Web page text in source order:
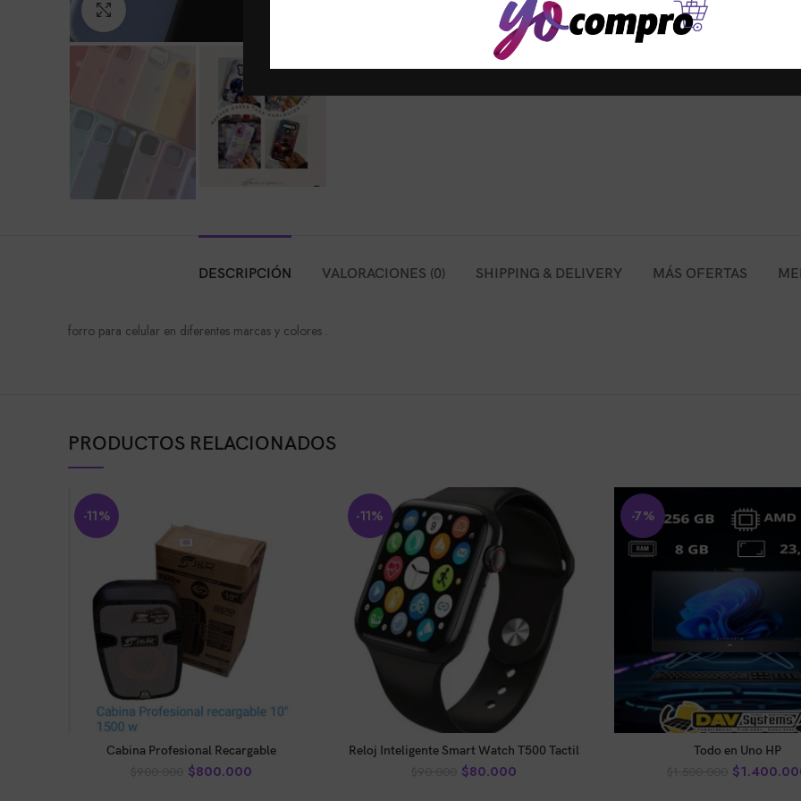
Click to enlarge
DESCRIPCIÓN VALORACIONES (0) SHIPPING & DELIVERY MÁS OFERTAS
forro para celular en diferentes marcas y colores .
PRODUCTOS RELACIONADOS
-11%
AÑADIR AL CARRITO
Cabina Profesional Recargable
$800.000
-11%
AÑADIR AL CARRITO
Reloj Inteligente Smart Watch T500 Tactil
$80.000
-7%
AÑADIR AL CARRITO
Todo en Uno HP
$